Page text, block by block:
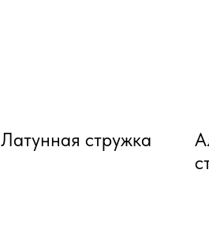
Латунная стружка